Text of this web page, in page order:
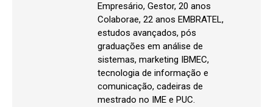
Empresário, Gestor, 20 anos
Colaborae, 22 anos EMBRATEL,
estudos avançados, pós
graduações em análise de
sistemas, marketing IBMEC,
tecnologia de informação e
comunicação, cadeiras de
mestrado no IME e PUC.